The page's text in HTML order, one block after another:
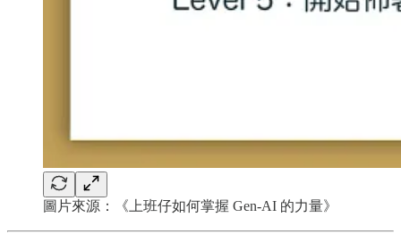
圖片來源：《上班仔如何掌握 Gen-AI 的力量》